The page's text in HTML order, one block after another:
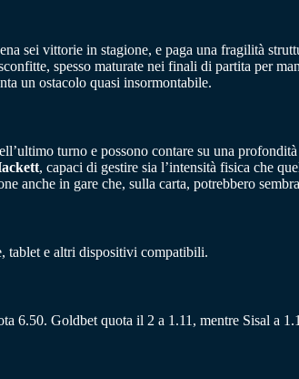
sei vittorie in stagione, e paga una fragilità
spesso maturate nei finali di partita per
un ostacolo quasi insormontabile.
turno e possono contare su una
, capaci di gestire sia l’intensità fisica che
anche in gare che, sulla carta, potrebbero
tablet e altri dispositivi compatibili.
6.50. Goldbet quota il 2 a 1.11, mentre Sisal a